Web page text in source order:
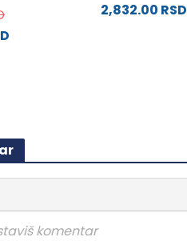
2,832.00 RSD
biti
komentar